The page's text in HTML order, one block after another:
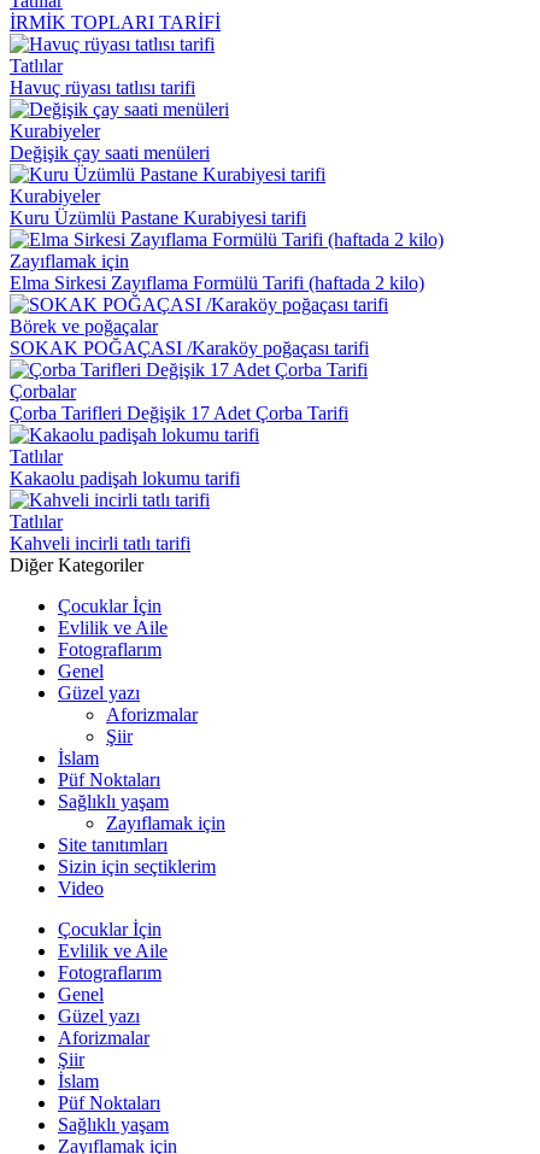
İRMİK TOPLARI TARİFİ
Tatlılar
Havuç rüyası tatlısı tarifi
Kurabiyeler
Değişik çay saati menüleri
Kurabiyeler
Kuru Üzümlü Pastane Kurabiyesi tarifi
Zayıflamak için
Elma Sirkesi Zayıflama Formülü Tarifi (haftada 2 kilo)
Börek ve poğaçalar
SOKAK POĞAÇASI /Karaköy poğaçası tarifi
Çorbalar
Çorba Tarifleri Değişik 17 Adet Çorba Tarifi
Tatlılar
Kakaolu padişah lokumu tarifi
Tatlılar
Kahveli incirli tatlı tarifi
Diğer Kategoriler
Çocuklar İçin
Evlilik ve Aile
Fotograflarım
Genel
Güzel yazı
Aforizmalar
Şiir
İslam
Püf Noktaları
Sağlıklı yaşam
Zayıflamak için
Site tanıtımları
Sizin için seçtiklerim
Video
Çocuklar İçin
Evlilik ve Aile
Fotograflarım
Genel
Güzel yazı
Aforizmalar
Şiir
İslam
Püf Noktaları
Sağlıklı yaşam
Zayıflamak için